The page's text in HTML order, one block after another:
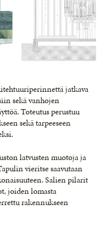
jatkava
sekä vanhojen
Toteutus perustuu
sekä tarpeeseen
latvusten muotoja ja
vieritse saavutaan
Salien pilarit
joiden lomasta
rakennukseen